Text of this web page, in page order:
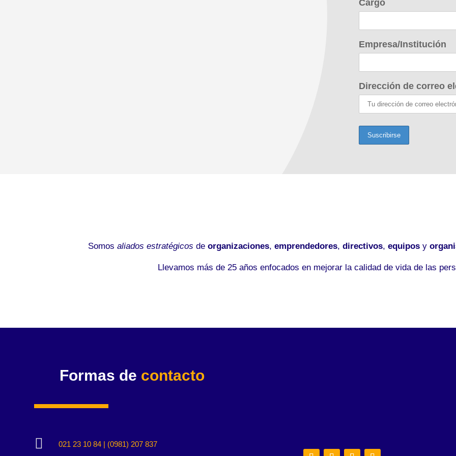
Cargo
Empresa/Institución
Dirección de correo
Somos aliados estratégicos de organizaciones, emprendedores, directivos, equiposy
Llevamos más de 25 años enfocados en mejorar la calidad de vida de las
Formas de contacto
 021 23 10 84 | (0981) 207 837